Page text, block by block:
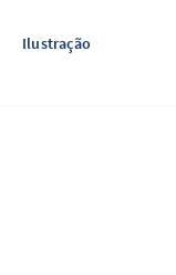
Ilustração